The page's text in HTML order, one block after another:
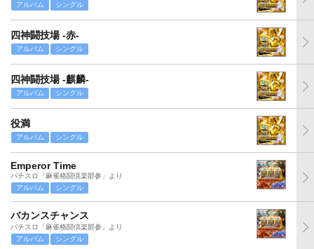
アルバム シングル
四神闘技場 -赤-
アルバム シングル
四神闘技場 -麒麟-
アルバム シングル
役満
アルバム シングル
Emperor Time
パチスロ「麻雀格闘倶楽部参」より
アルバム
シングル
バカンスチャンス
パチスロ「麻雀格闘倶楽部参」より
アルバム
シングル